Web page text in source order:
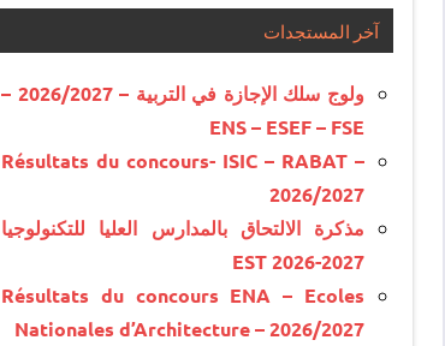
آخر المستجدات
ولوج سلك الإجازة في التربية – 2026/2027 –
ENS – ESEF – FSE
Résultats du concours- ISIC – RABAT –
2026/2027
مذكرة الالتحاق بالمدارس العليا للتكنولوجيا
EST 2026-2027
Résultats du concours ENA – Ecoles
Nationales d’Architecture – 2026/2027